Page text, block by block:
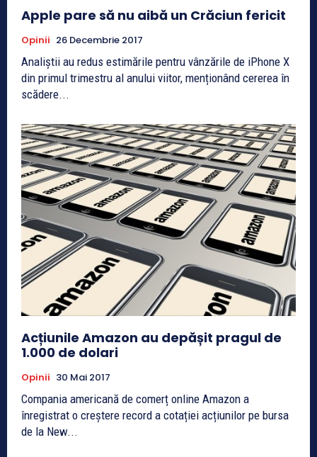
Apple pare să nu aibă un Crăciun fericit
Opinii 26 Decembrie 2017
Analiștii au redus estimările pentru vânzările de iPhone X
din primul trimestru al anului viitor, menționând cererea în
scădere...
Acțiunile Amazon au depășit pragul de
1.000 de dolari
Opinii 30 Mai 2017
Compania americană de comerț online Amazon a
înregistrat o creștere record a cotației acțiunilor pe bursa
de la New...